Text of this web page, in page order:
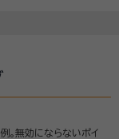
。無効にならないポイ